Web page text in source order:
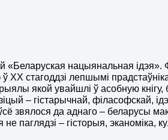
нацыянальная ідэя».
стагоддзі лепшымі
якой увайшлі ў асобную кнігу,
– гістарычнай, філасофскай,
звялося да аднаго – беларусы
паглядзі – гісторыя, эканоміка,